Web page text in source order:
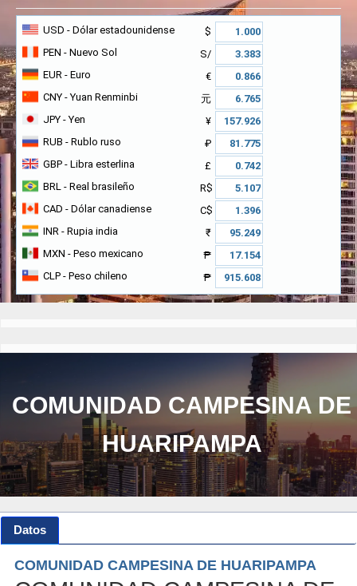
USD - Dólar estadounidense
$
PEN - Nuevo Sol
S/
EUR - Euro
€
CNY - Yuan Renminbi
元
JPY - Yen
¥
RUB - Rublo ruso
₽
GBP - Libra esterlina
£
BRL - Real brasileño
R$
CAD - Dólar canadiense
C$
INR - Rupia india
₹
MXN - Peso mexicano
₱
CLP - Peso chileno ₱
COMUNIDAD CAMPESINA DE
HUARIPAMPA
Datos
COMUNIDAD CAMPESINA DE HUARIPAMPA